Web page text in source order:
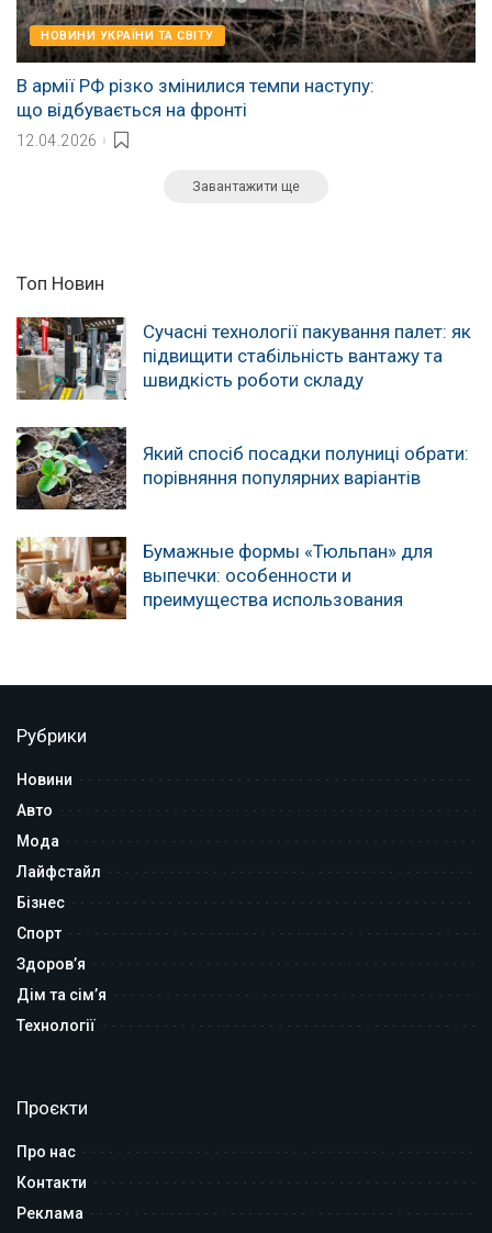
НОВИНИ УКРАЇНИ ТА СВІТУ
В армії РФ різко змінилися темпи наступу:
що відбувається на фронті
12.04.2026
Завантажити ще
Топ Новин
Сучасні технології пакування палет: як
підвищити стабільність вантажу та
швидкість роботи складу
Який спосіб посадки полуниці обрати:
порівняння популярних варіантів
Бумажные формы «Тюльпан» для
выпечки: особенности и
преимущества использования
Рубрики
Новини
Авто
Мода
Лайфстайл
Бізнес
Спорт
Здоров’я
Дім та сім’я
Технології
Проєкти
Про нас
Контакти
Реклама